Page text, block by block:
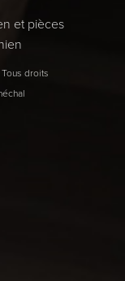
et pièces
droits